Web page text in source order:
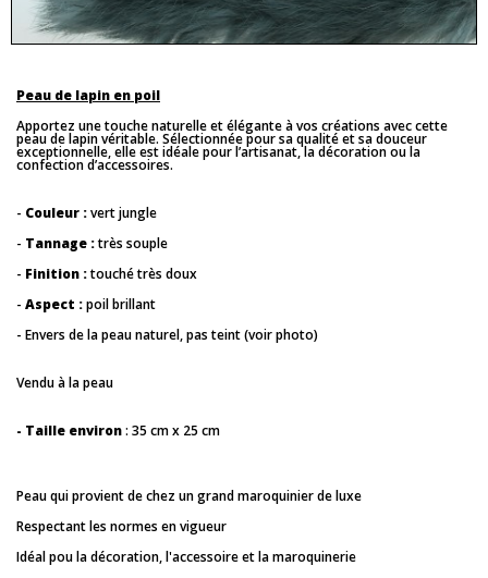
Peau de lapin en poil
Apportez une touche naturelle et élégante à vos créations avec cette
peau de lapin véritable. Sélectionnée pour sa qualité et sa douceur
exceptionnelle, elle est idéale pour l’artisanat, la décoration ou la
confection d’accessoires.
- Couleur :vert jungle
- Tannage :très souple
- Finition :touché très doux
- Aspect :poil brillant
- Envers de la peau naturel, pas teint (voir photo)
Vendu à la peau
- Taille environ: 35 cm x 25 cm
Peau qui provient de chez un grand maroquinier de luxe
Respectant les normes en vigueur
Idéal pou la décoration, l'accessoire et la maroquinerie